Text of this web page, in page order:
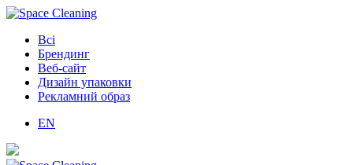
Всі
Брендинг
Веб-сайт
Дизайн упаковки
Рекламний образ
EN